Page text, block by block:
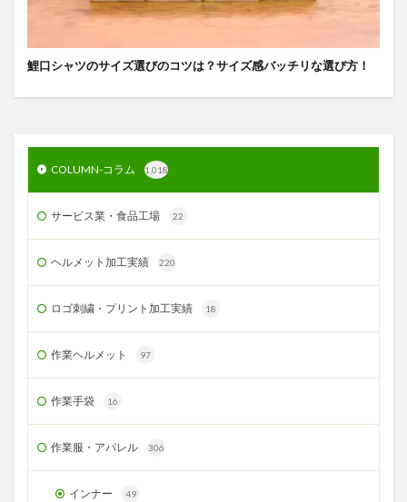
鯉口シャツのサイズ選びのコツは？サイズ感バッチリな選び方！
COLUMN-コラム 1,018
サービス業・食品工場 22
ヘルメット加工実績 220
ロゴ刺繍・プリント加工実績 18
作業ヘルメット 97
作業手袋 16
作業服・アパレル 306
インナー 49